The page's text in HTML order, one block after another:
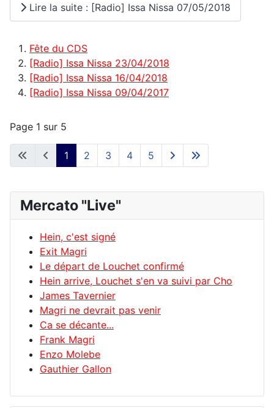
Lire la suite : [Radio] Issa Nissa 07/05/2018
Fête du CDS
[Radio] Issa Nissa 23/04/2018
[Radio] Issa Nissa 16/04/2018
[Radio] Issa Nissa 09/04/2017
Page 1 sur 5
1 2 3 4 5
Mercato "Live"
Hein, c'est signé
Exit Magri
Le départ de Louchet confirmé
Hein arrive, Louchet s'en va suivi par Cho
James Tavernier
Magri ne devrait pas venir
Ca se décante...
Frank Magri
Enzo Molebe
Gauthier Gallon